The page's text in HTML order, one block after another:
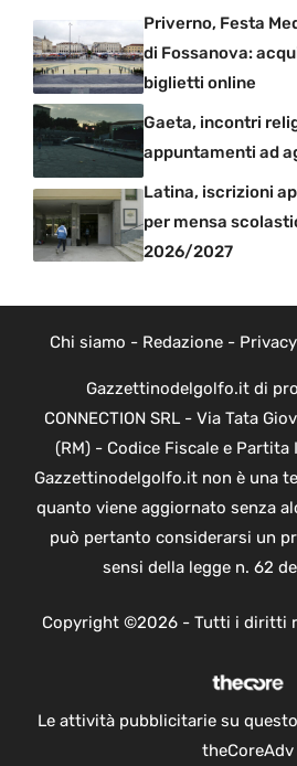
Priverno, Festa
di Fossanova:
biglietti online
Gaeta, incontri
appuntamenti ad
Latina, iscrizioni
per mensa
2026/2027
Chi siamo - Redazione-
Gazzettinodelgolfo.it di
CONNECTION SRL - Via Tata
(RM) - Codice Fiscale e Partita
Gazzettinodelgolfo.it non è una
quanto viene aggiornato senza
può pertanto considerarsi un
sensi della legge n. 62
Copyright ©2026 - Tutti i diritti
Le attività pubblicitarie su
theCoreAdv